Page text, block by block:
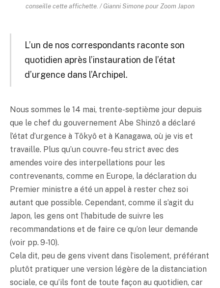
conseille cette affichette. / Gianni Simone pour Zoom Japon
L’un de nos correspondants raconte son
quotidien après l’instauration de l’état
d’urgence dans l’Archipel.
Nous sommes le 14 mai, trente-septième jour depuis
que le chef du gouvernement Abe Shinzô a déclaré
l’état d’urgence à Tôkyô et à Kanagawa, où je vis et
travaille. Plus qu’un couvre-feu strict avec des
amendes voire des interpellations pour les
contrevenants, comme en Europe, la déclaration du
Premier ministre a été un appel à rester chez soi
autant que possible. Cependant, comme il s’agit du
Japon, les gens ont l’habitude de suivre les
recommandations et de faire ce qu’on leur demande
(voir pp. 9-10).
Cela dit, peu de gens vivent dans l’isolement, préférant
plutôt pratiquer une version légère de la distanciation
sociale, ce qu’ils font de toute façon au quotidien, car